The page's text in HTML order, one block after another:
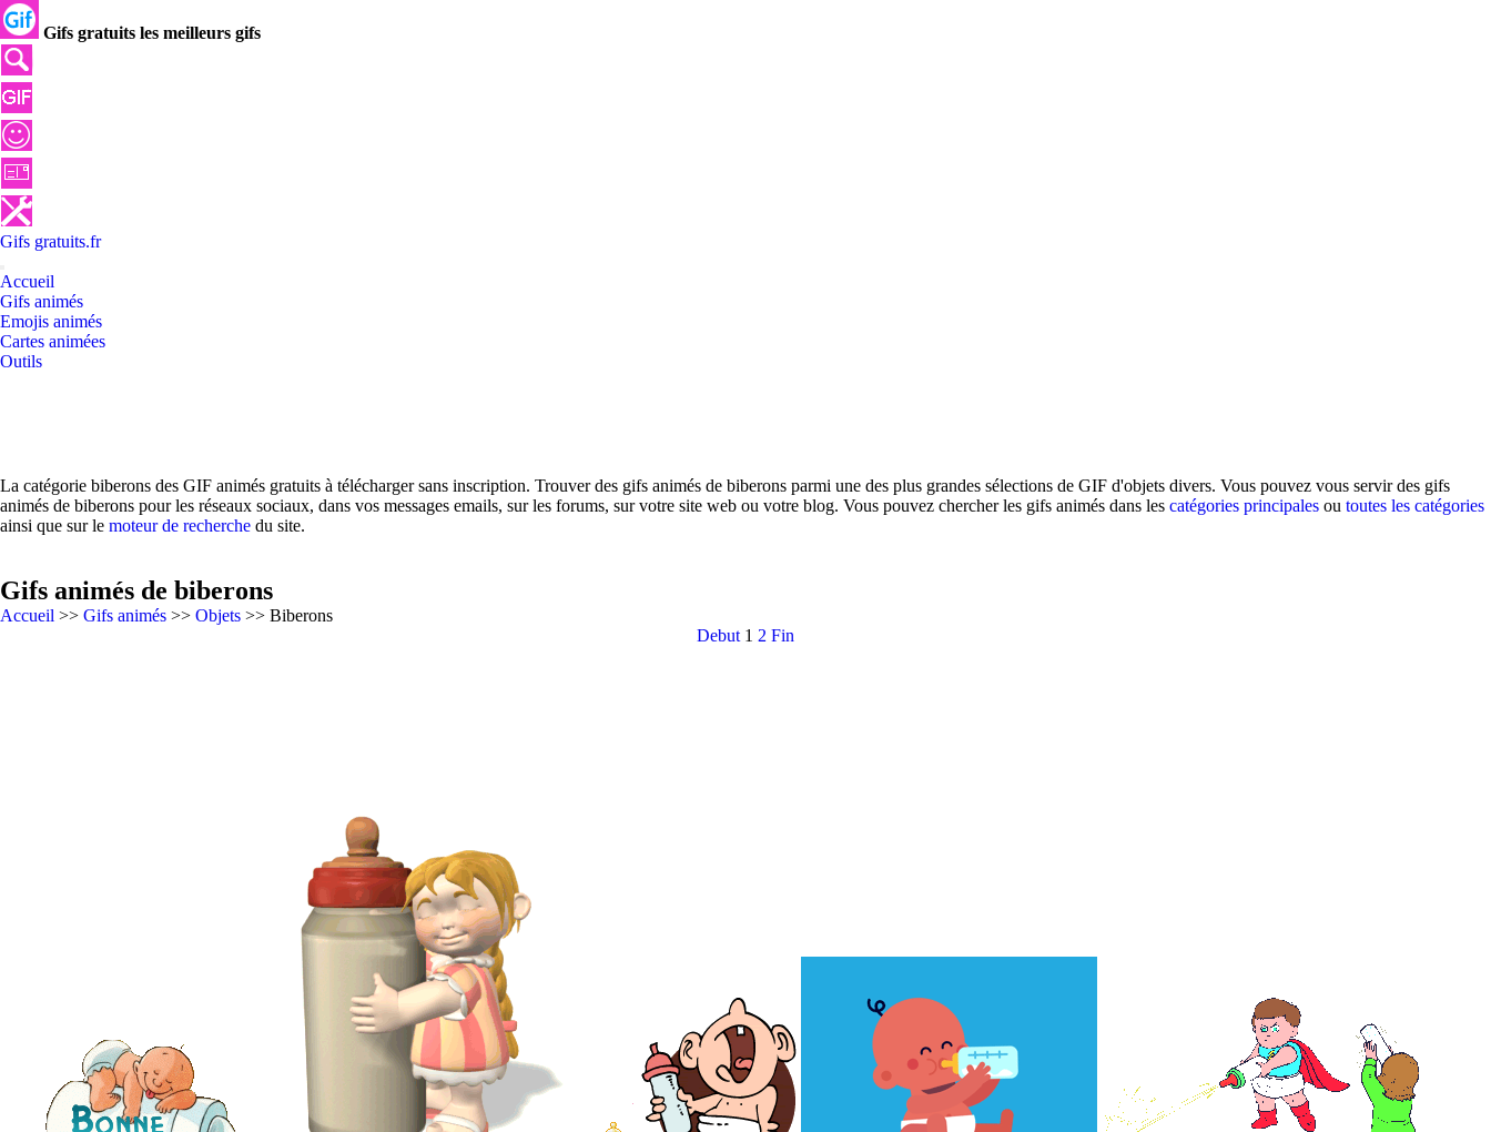
Gifs gratuits les meilleurs gifs
Gifs gratuits.fr
Accueil
Gifs animés
Emojis animés
Cartes animées
Outils
La catégorie biberons des GIF animés gratuits à télécharger sans inscription. Trouver des gifs animés de biberons parmi une des plus grandes sélections de GIF d'objets divers. Vous pouvez vous servir des gifs
animés de biberons pour les réseaux sociaux, dans vos messages emails, sur les forums, sur votre site web ou votre blog. Vous pouvez chercher les gifs animés dans les catégories principales ou toutes les catégories
ainsi que sur le moteur de recherche du site.
Gifs animés de biberons
Accueil >> Gifs animés >> Objets >> Biberons
Debut 1 2 Fin